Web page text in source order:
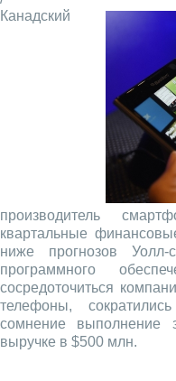
Канадский
производитель
квартальные
ниже прогнозов Уолл-
программного
сосредоточиться
телефоны,
сомнение выполнение
выручке в $500 млн.